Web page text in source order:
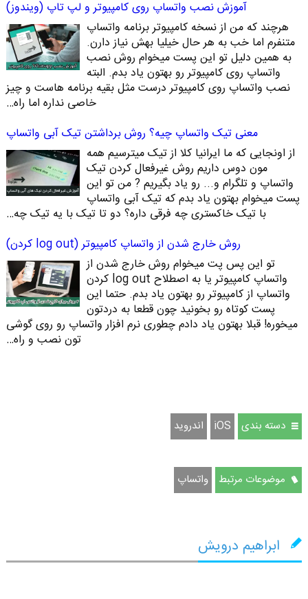
آموزش نصب واتساپ روی کامپیوتر و لپ تاپ (ویندوز)
هرچند که من از نسخه کامپیوتر برنامه واتساپ
متنفرم اما خب به هر حال خیلیا بهش نیاز دارن.
به همین دلیل تو این پست میخوام روش نصب
واتساپ روی کامپیوتر رو بهتون یاد بدم. البته
نصب واتساپ روی کامپیوتر درست مثل بقیه برنامه هاست و چیز
خاصی نداره اما راه…
معنی تیک واتساپ چیه؟ روش برداشتن تیک آبی واتساپ
از اونجایی که ما ایرانیا کلا از تیک میترسیم همه
مون دوس داریم روش غیرفعال کردن تیک
واتساپ و تلگرام و... رو یاد بگیریم ? من تو این
پست میخوام بهتون یاد بدم که تیک آبی واتساپ
با تیک خاکستری چه فرقی داره؟ دو تا تیک با یه تیک چه…
روش خارج شدن از واتساپ کامپیوتر (log out کردن)
تو این پس پت میخوام روش خارج شدن از
واتساپ کامپیوتر یا به اصطلاح log out کردن
واتساپ از کامپیوتر رو بهتون یاد بدم. حتما این
پست کوتاه رو بخونید چون قطعا به دردتون
میخوره! قبلا بهتون یاد دادم چطوری نرم افزار واتساپ رو روی گوشی
تون نصب و راه…
دسته بندی iOS اندروید
موضوعات مرتبط واتساپ
ابراهیم درویش